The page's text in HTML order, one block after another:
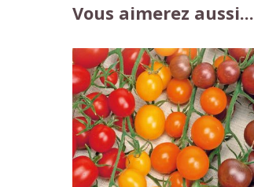
Vous aimerez aussi...